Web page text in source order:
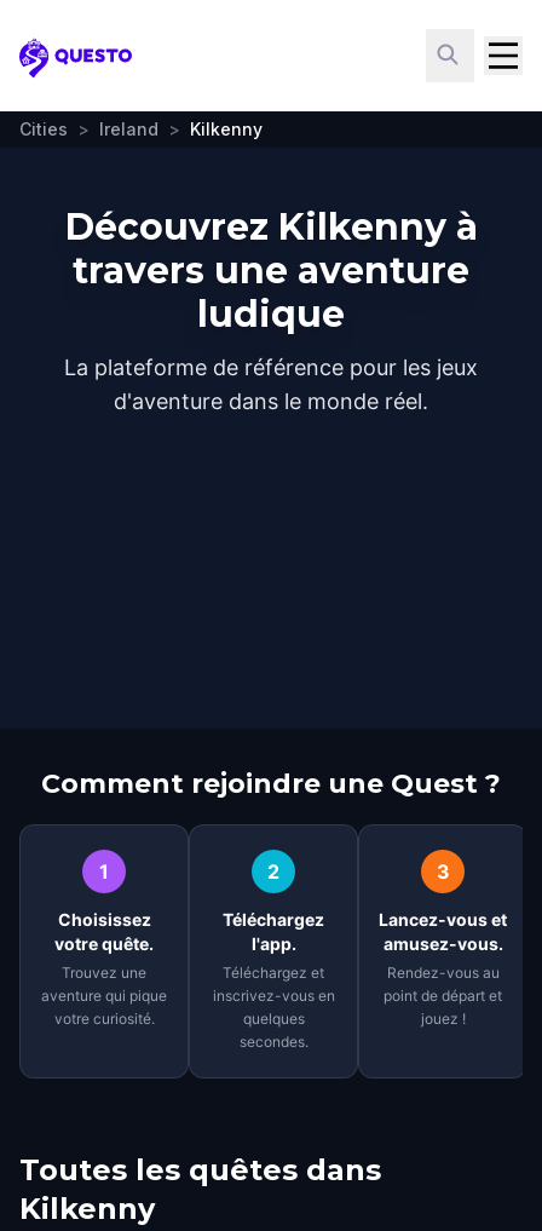
Questo
Cities > Ireland > Kilkenny
Découvrez Kilkenny à
travers une aventure
ludique
La plateforme de référence pour les jeux
d'aventure dans le monde réel.
Comment rejoindre une Quest ?
1
Choisissez
votre quête.
Trouvez une
aventure qui pique
votre curiosité.
2
Téléchargez
l'app.
Téléchargez et
inscrivez-vous en
quelques
secondes.
3
Lancez-vous et
amusez-vous.
Rendez-vous au
point de départ et
jouez !
Toutes les quêtes dans
Kilkenny